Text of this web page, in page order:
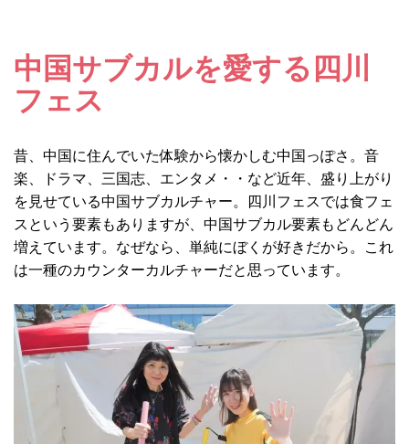
中国サブカルを愛する四川
フェス
昔、中国に住んでいた体験から懐かしむ中国っぽさ。音
楽、ドラマ、三国志、エンタメ・・など近年、盛り上がり
を見せている中国サブカルチャー。四川フェスでは食フェ
スという要素もありますが、中国サブカル要素もどんどん
増えています。なぜなら、単純にぼくが好きだから。これ
は一種のカウンターカルチャーだと思っています。